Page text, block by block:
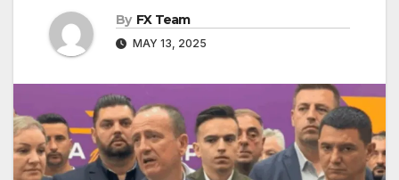
By FX Team
MAY 13, 2025